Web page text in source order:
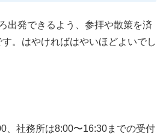
出発できるよう、参拝や散策を済
。はやければはやいほどよいでし
、社務所は8:00〜16:30までの受付